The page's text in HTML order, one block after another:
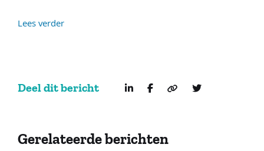
Lees verder
Deel dit bericht
Gerelateerde berichten